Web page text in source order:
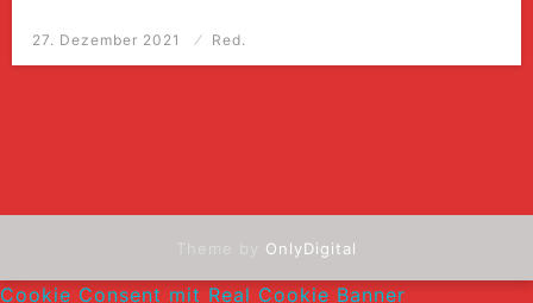
Posted
27. Dezember 2021 Red.
OnlyDigital
Cookie Consent mit Real Cookie Banner